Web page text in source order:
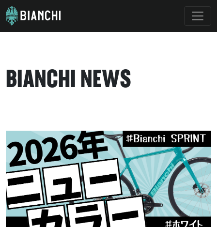
BIANCHI NEWS